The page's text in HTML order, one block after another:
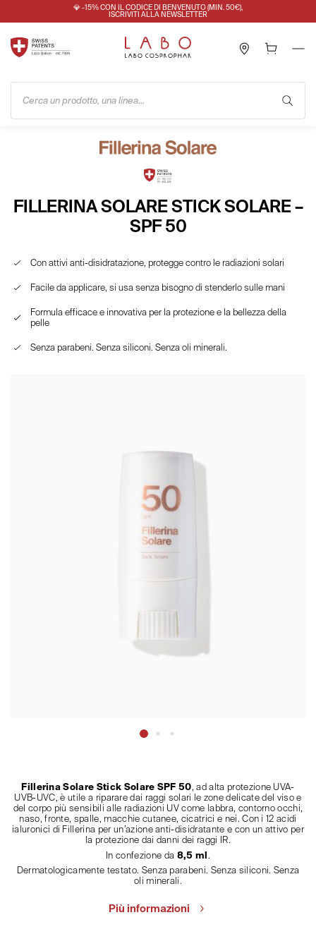
💎 -15% CON IL CODICE DI BENVENUTO (MIN. 50€),
ISCRIVITI ALLA NEWSLETTER
Cerca un prodotto, una linea...
FILLERINA SOLARE STICK SOLARE –
SPF 50
Con attivi anti-disidratazione, protegge contro le radiazioni solari
Facile da applicare, si usa senza bisogno di stenderlo sulle mani
Formula efficace e innovativa per la protezione e la bellezza della
pelle
Senza parabeni. Senza siliconi. Senza oli minerali.
Fillerina Solare Stick Solare SPF 50, ad alta protezione UVA-
UVB-UVC, è utile a riparare dai raggi solari le zone delicate del viso e
del corpo più sensibili alle radiazioni UV come labbra, contorno occhi,
naso, fronte, spalle, macchie cutanee, cicatrici e nei. Con i 12 acidi
ialuronici di Fillerina per un’azione anti-disidratante e con un attivo per
la protezione dai danni dei raggi IR.
In confezione da 8,5 ml .
Dermatologicamente testato. Senza parabeni. Senza siliconi. Senza
oli minerali.
Più informazioni